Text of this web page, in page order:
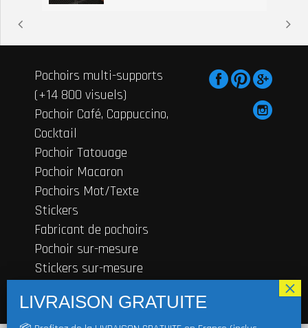
Pochoirs multi-supports
(+14 800 visuels)
Pochoir Café, Cappuccino,
Cocktail
Pochoir Tatouage
Pochoir Macaron
Pochoirs Mot/Texte
Stickers
Fabricant de pochoirs
Pochoir sur-mesure
Stickers sur-mesure